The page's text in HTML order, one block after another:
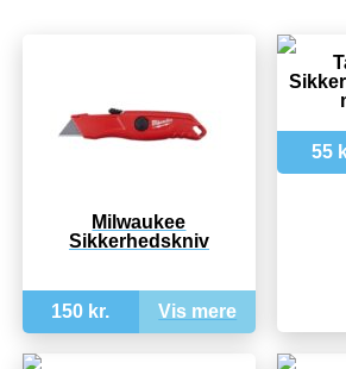
Milwaukee
Sikkerhedskniv
150 kr. Vis mere
55